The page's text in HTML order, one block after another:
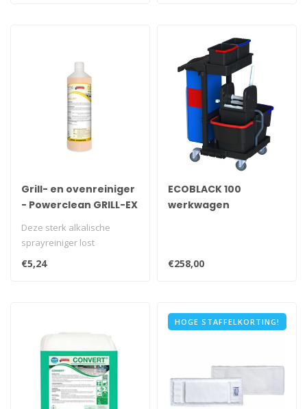
Grill- en ovenreiniger
- Powerclean GRILL-EX
Deze sterk alkalische
sprayreiniger lost
moeiteloos aangebrande
organische mater..
€5,24
ECOBLACK 100
werkwagen
€258,00
HOGE STAFFELKORTING!